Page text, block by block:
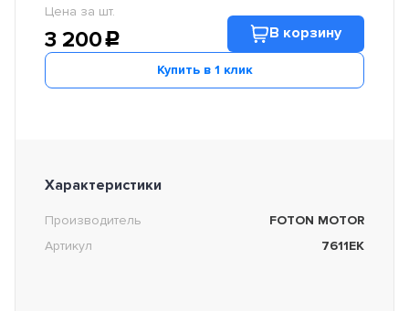
Цена за шт.
3 200c В корзину
Купить в 1 клик
Характеристики
Производитель
FOTON MOTOR
Артикул
7611EK